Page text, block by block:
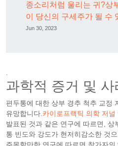
종소리처럼 울리는 귀?상
이 당신의 구세주가 될 수
Jun 30, 2023
.
과학적 증거 및 사
편두통에 대한 상부 경추 척추 교정
유망합니다.카이로프랙틱 의학 저널
발표된 것과 같은 연구에 따르면,
통 빈도와 강도가 현저히감소한 것